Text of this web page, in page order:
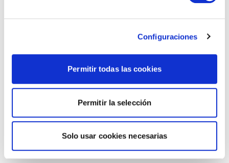
Configuraciones
Permitir todas las cookies
Permitir la selección
Solo usar cookies necesarias